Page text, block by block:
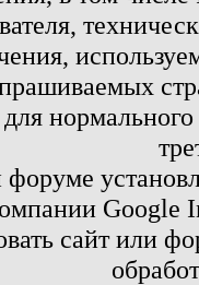
форуме
сайт или